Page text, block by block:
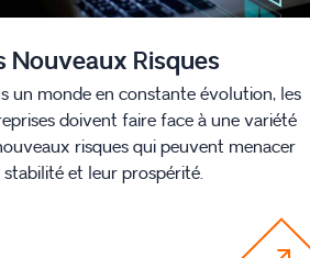
Nouveaux Risques
un monde en constante évolution, les
doivent faire face à une variété
risques qui peuvent menacer
stabilité et leur prospérité.